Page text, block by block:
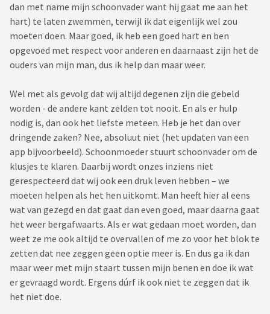
dan met name mijn schoonvader want hij gaat me aan het
hart) te laten zwemmen, terwijl ik dat eigenlijk wel zou
moeten doen. Maar goed, ik heb een goed hart en ben
opgevoed met respect voor anderen en daarnaast zijn het de
ouders van mijn man, dus ik help dan maar weer.
Wel met als gevolg dat wij altijd degenen zijn die gebeld
worden - de andere kant zelden tot nooit. En als er hulp
nodig is, dan ook het liefste meteen. Heb je het dan over
dringende zaken? Nee, absoluut niet (het updaten van een
app bijvoorbeeld). Schoonmoeder stuurt schoonvader om de
klusjes te klaren. Daarbij wordt onzes inziens niet
gerespecteerd dat wij ook een druk leven hebben – we
moeten helpen als het hen uitkomt. Man heeft hier al eens
wat van gezegd en dat gaat dan even goed, maar daarna gaat
het weer bergafwaarts. Als er wat gedaan moet worden, dan
weet ze me ook altijd te overvallen of me zo voor het blok te
zetten dat nee zeggen geen optie meer is. En dus ga ik dan
maar weer met mijn staart tussen mijn benen en doe ik wat
er gevraagd wordt. Ergens dúrf ik ook niet te zeggen dat ik
het niet doe.